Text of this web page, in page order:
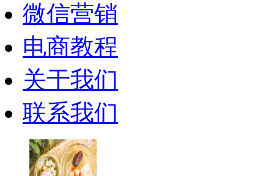
微信营销
电商教程
关于我们
联系我们